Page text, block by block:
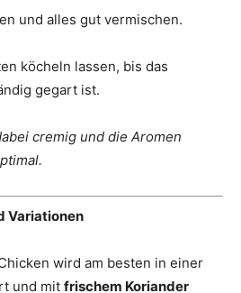
und alles gut vermischen.
köcheln lassen, bis das
gegart ist.
cremig und die Aromen
Variationen
wird am besten in einer
und mit frischem Koriander